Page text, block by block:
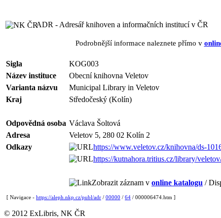
ADR - Adresář knihoven a informačních institucí v ČR
Podrobnější informace naleznete přímo v
Sigla
KOG003
Název instituce
Obecní knihovna Veletov
Varianta názvu
Municipal Library in Veletov
Kraj
Středočeský (Kolín)
Odpovědná osoba Václava Šoltová
Adresa
Veletov 5, 280 02 Kolín 2
Odkazy
https://www.veletov.cz/knihovna/ds-
https://kutnahora.tritius.cz/library/
Zobrazit záznam v online katalogu /
[ Navigace - https://aleph.nkp.cz/publ/adr / 00000 / 64 / 000006474.htm ]
© 2012 ExLibris, NK ČR